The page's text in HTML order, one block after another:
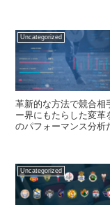
っており、シンプル
能にしている。さら
で、キックパワーや
測定できる。
Uncategorized
革新的な方法で競合相
ー界にもたらした変革
のパフォーマンス分析
ネ、デパイ、ドイツ
大化することができ
Uncategorized